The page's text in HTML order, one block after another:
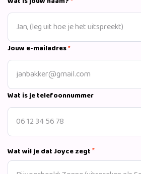
Jouw e-mailadres*
Wat is je telefoonnummer
Wat wil je dat Joyce zegt*